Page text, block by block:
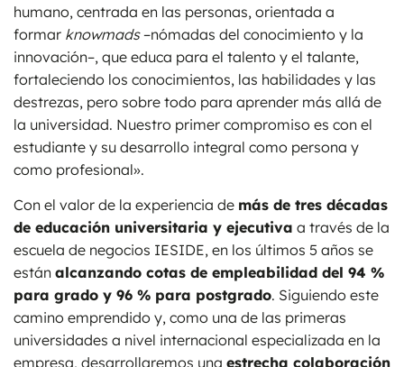
humano, centrada en las personas, orientada a
formar knowmads–nómadas del conocimiento y la
innovación–, que educa para el talento y el talante,
fortaleciendo los conocimientos, las habilidades y las
destrezas, pero sobre todo para aprender más allá de
la universidad. Nuestro primer compromiso es con el
estudiante y su desarrollo integral como persona y
como profesional».
Con el valor de la experiencia de más de tres décadas
de educación universitaria y ejecutiva a través de la
escuela de negocios IESIDE, en los últimos 5 años se
están alcanzando cotas de empleabilidad del 94 %
para grado y 96 % para postgrado. Siguiendo este
camino emprendido y, como una de las primeras
universidades a nivel internacional especializada en la
empresa, desarrollaremos una estrecha colaboración